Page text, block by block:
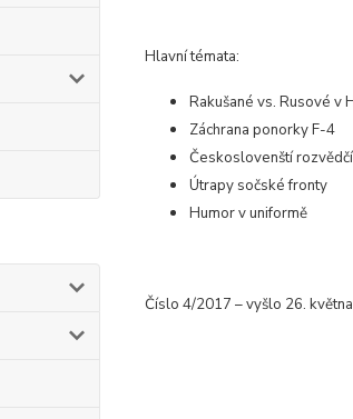
Hlavní témata:
Rakušané vs. Rusové v
Záchrana ponorky F-4
Českoslovenští
Útrapy sočské fronty
Humor v uniformě
Číslo 4/2017 – vyšlo 26.